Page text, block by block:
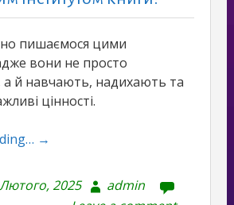
пишаємося цими
вони не просто
й навчають, надихають та
цінності.
→
2025
admin